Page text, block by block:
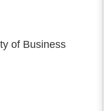
of Business